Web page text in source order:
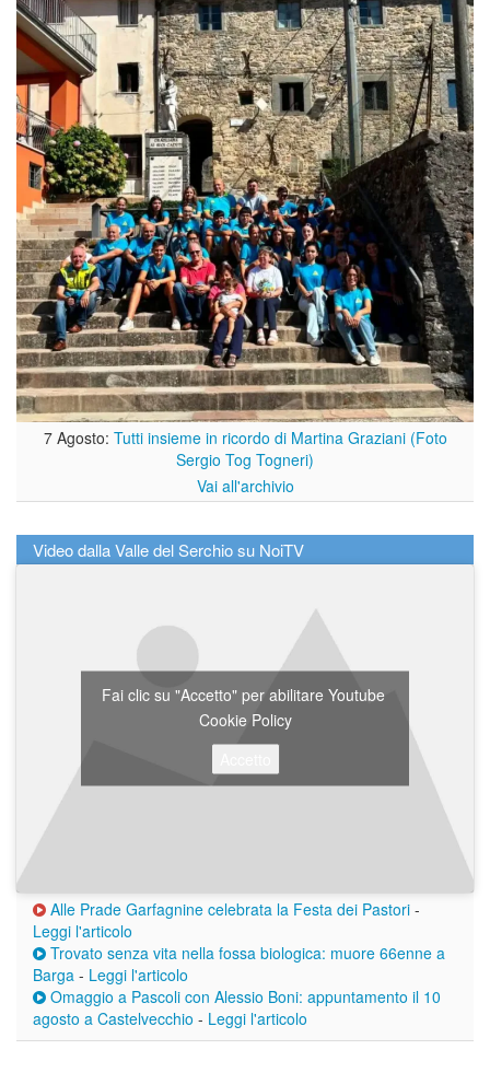
7 Agosto: Tutti insieme in ricordo di Martina Graziani (Foto
Sergio Tog Togneri)
Vai all'archivio
Video dalla Valle del Serchio su NoiTV
Fai clic su "Accetto" per abilitare Youtube
Cookie Policy
Alle Prade Garfagnine celebrata la Festa dei Pastori -
Leggi l'articolo
Trovato senza vita nella fossa biologica: muore 66enne a
Barga - Leggi l'articolo
Omaggio a Pascoli con Alessio Boni: appuntamento il 10
agosto a Castelvecchio - Leggi l'articolo